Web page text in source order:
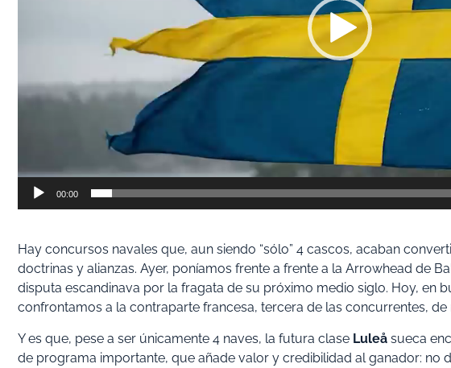
00:00
Hay concursos navales que, aun siendo “sólo” 4 cascos, acaban
doctrinas y alianzas. Ayer, poníamos frente a frente a la Arrowhead de
disputa escandinava por la fragata de su próximo medio siglo. Hoy, en
confrontamos a la contraparte francesa, tercera de las concurrentes,
Y es que, pese a ser únicamente 4 naves, la futura clase Luleå sueca
de programa importante, que añade valor y credibilidad al ganador: no